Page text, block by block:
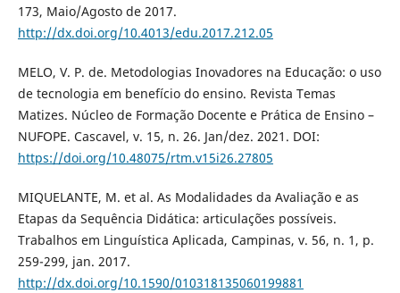
173, Maio/Agosto de 2017.
http://dx.doi.org/10.4013/edu.2017.212.05
MELO, V. P. de. Metodologias Inovadores na Educação: o uso
de tecnologia em benefício do ensino. Revista Temas
Matizes. Núcleo de Formação Docente e Prática de Ensino –
NUFOPE. Cascavel, v. 15, n. 26. Jan/dez. 2021. DOI:
https://doi.org/10.48075/rtm.v15i26.27805
MIQUELANTE, M. et al. As Modalidades da Avaliação e as
Etapas da Sequência Didática: articulações possíveis.
Trabalhos em Linguística Aplicada, Campinas, v. 56, n. 1, p.
259-299, jan. 2017.
http://dx.doi.org/10.1590/010318135060199881